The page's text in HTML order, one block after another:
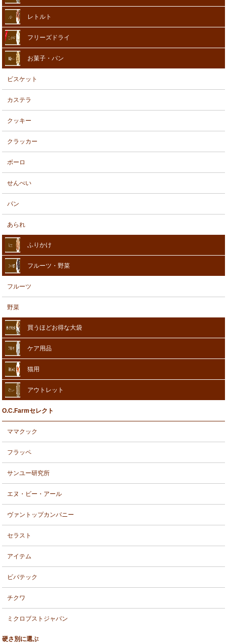
レトルト
フリーズドライ
お菓子・パン
ビスケット
カステラ
クッキー
クラッカー
ボーロ
せんべい
パン
あられ
ふりかけ
フルーツ・野菜
フルーツ
野菜
買うほどお得な大袋
ケア用品
猫用
アウトレット
O.C.Farmセレクト
ママクック
フラッペ
サンユー研究所
エヌ・ビー・アール
ヴァントップカンパニー
セラスト
アイテム
ビバテック
チクワ
ミクロブストジャパン
硬さ別に選ぶ